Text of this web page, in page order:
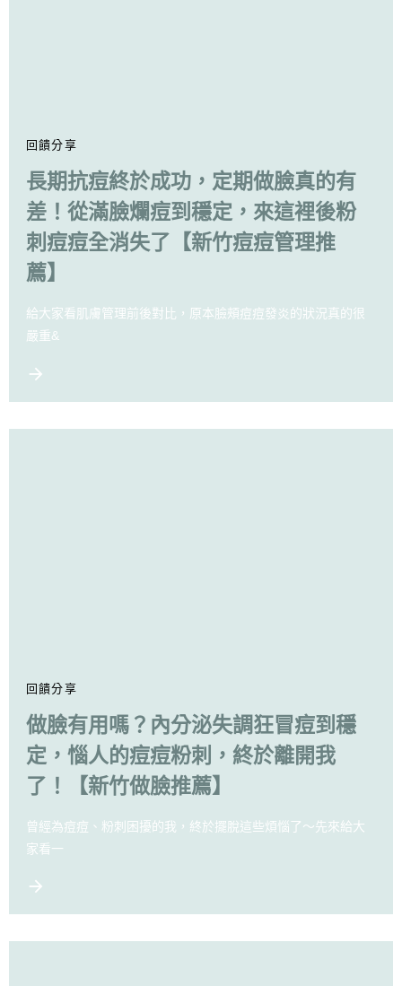
回饋分享
長期抗痘終於成功，定期做臉真的有
差！從滿臉爛痘到穩定，來這裡後粉
刺痘痘全消失了【新竹痘痘管理推
薦】
給大家看肌膚管理前後對比，原本臉頰痘痘發炎的狀況真的很
嚴重&
回饋分享
做臉有用嗎？內分泌失調狂冒痘到穩
定，惱人的痘痘粉刺，終於離開我
了！【新竹做臉推薦】
曾經為痘痘、粉刺困擾的我，終於擺脫這些煩惱了～先來給大
家看一